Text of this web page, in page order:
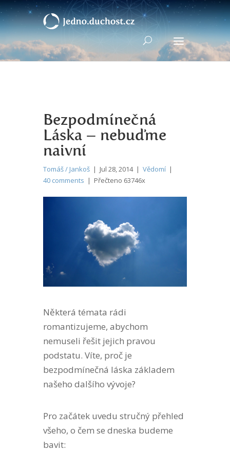
Bezpodmínečná
Láska – nebuďme
naivní
Tomáš / Jankoš | Jul 28, 2014 | Vědomí |
40 comments | Přečteno 63746x
Některá témata rádi
romantizujeme, abychom
nemuseli řešit jejich pravou
podstatu. Víte, proč je
bezpodmínečná láska základem
našeho dalšího vývoje?
Pro začátek uvedu stručný přehled
všeho, o čem se dneska budeme
bavit: